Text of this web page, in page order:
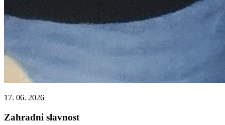
17. 06. 2026
Zahradni slavnost